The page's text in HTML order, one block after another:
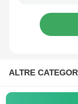
Chi siamo
Controllo di
ALTRE